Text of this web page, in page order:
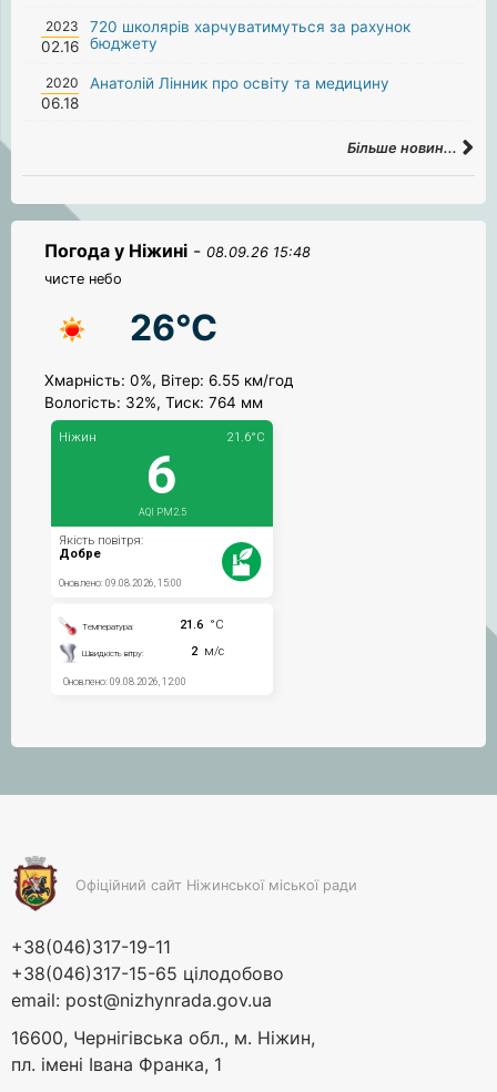
2023
02.16
720 школярів харчуватимуться за рахунок
бюджету
2020
06.18
Анатолій Лінник про освіту та медицину
Більше новин...
Погода у Ніжині - 08.09.26 15:48
чисте небо
26°C
Хмарність: 0%, Вітер: 6.55 км/год
Вологість: 32%, Тиск: 764 мм
Офіційний сайт Ніжинської міської ради
+38(046)317-19-11
+38(046)317-15-65 цілодобово
email: post@nizhynrada.gov.ua
16600, Чернігівська обл., м. Ніжин,
пл. імені Івана Франка, 1